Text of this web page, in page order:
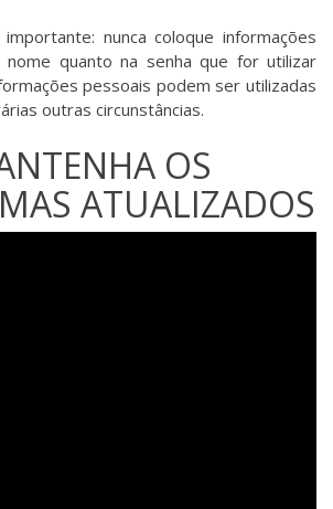
nunca coloque informações
quanto na senha que for utilizar
pessoais podem ser utilizadas
outras circunstâncias.
OS
ATUALIZADOS